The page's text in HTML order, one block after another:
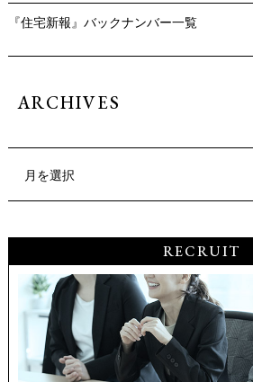
『住宅新報』バックナンバー一覧
ARCHIVES
月を選択
RECRUIT